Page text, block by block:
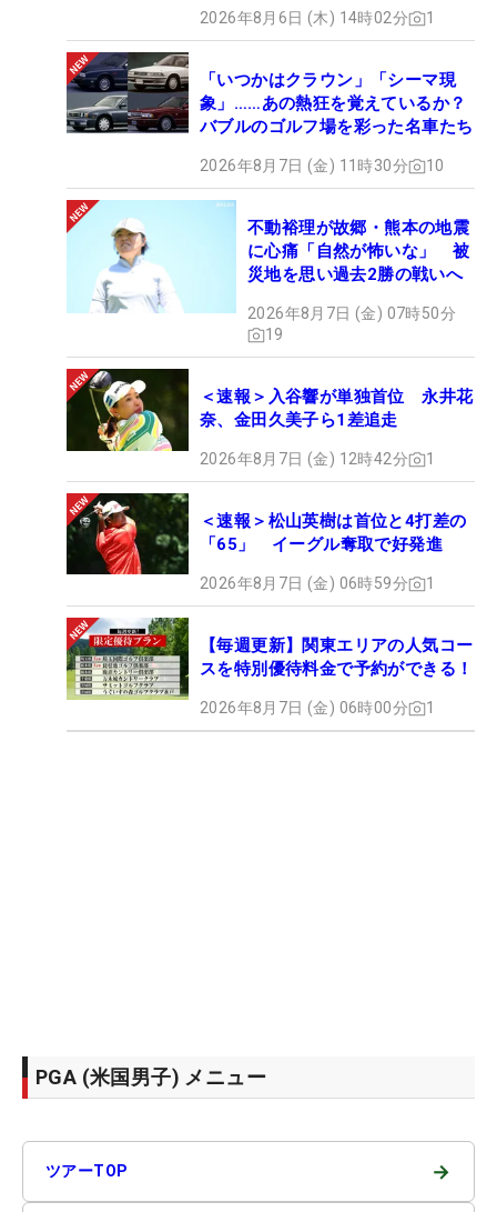
2026年8月6日 (木) 14時02分 1
「いつかはクラウン」「シーマ現
象」……あの熱狂を覚えているか？
バブルのゴルフ場を彩った名車たち
2026年8月7日 (金) 11時30分 10
不動裕理が故郷・熊本の地震
に心痛「自然が怖いな」 被
災地を思い過去2勝の戦いへ
2026年8月7日 (金) 07時50分
19
＜速報＞入谷響が単独首位 永井花
奈、金田久美子ら1差追走
2026年8月7日 (金) 12時42分 1
＜速報＞松山英樹は首位と4打差の
「65」 イーグル奪取で好発進
2026年8月7日 (金) 06時59分 1
【毎週更新】関東エリアの人気コー
スを特別優待料金で予約ができる！
2026年8月7日 (金) 06時00分 1
PGA (米国男子) メニュー
ツアーTOP →